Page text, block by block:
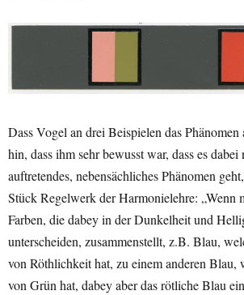
Dass Vogel an drei Beispielen das
hin, dass ihm sehr bewusst war, dass es
auftretendes, nebensächliches Phänomen
Stück Regelwerk der Harmonielehre: „Wenn
Farben, die dabey in der Dunkelheit und
unterscheiden, zusammenstellt, z.B. Blau,
von Röthlichkeit hat, zu einem anderen Blau,
von Grün hat, dabey aber das rötliche Blau